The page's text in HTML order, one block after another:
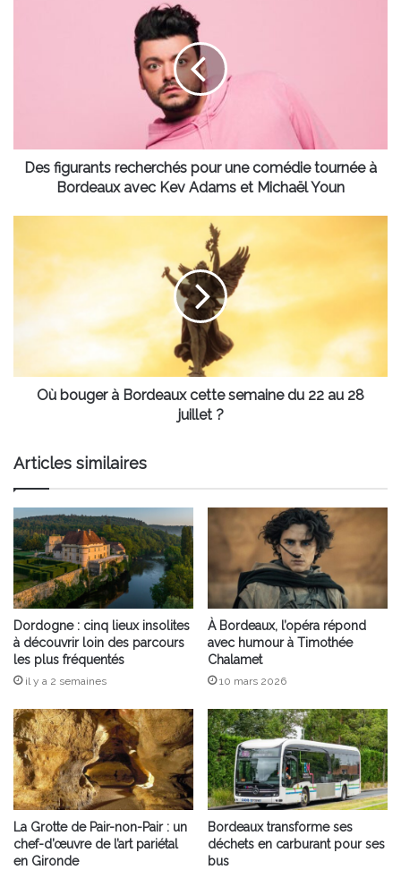
Bordeaux
avec
Des figurants recherchés pour une comédie tournée à
Bordeaux avec Kev Adams et Michaël Youn
Bordeaux
cette
au
Où bouger à Bordeaux cette semaine du 22 au 28
juillet ?
Articles similaires
Dordogne : cinq lieux insolites
à découvrir loin des parcours
les plus fréquentés
il y a 2 semaines
À Bordeaux, l’opéra répond
avec humour à Timothée
Chalamet
10 mars 2026
La Grotte de Pair-non-Pair : un
chef-d’œuvre de l’art pariétal
en Gironde
Bordeaux transforme ses
déchets en carburant pour ses
bus